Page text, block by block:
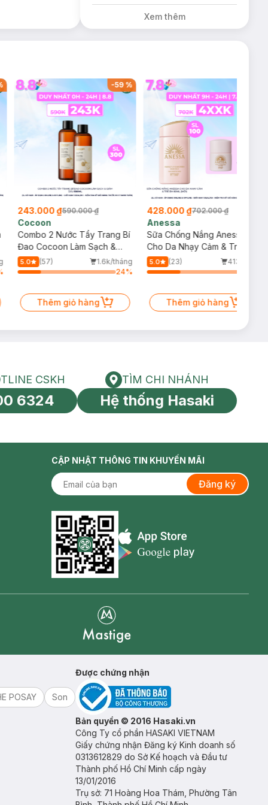
giá 378K (SL có
hạn)
Xem thêm
-59%
243.000 ₫590.000 ₫
Cocoon
Combo 2 Nước Tẩy Trang Bí
Đao Cocoon Làm Sạch &
Giảm Dầu 500ml
5.0 (57)
1.6k/tháng
24%
Thêm giỏ hàng
428.000 ₫702.000 ₫
Anessa
Sữa Chống Nắng Anessa
Cho Da Nhạy Cảm & Trẻ Em
60ml (Mới)
5.0 (23)
413/tháng
Thêm giỏ hàng
toàn cầu
HOTLINE CSKH
CSKH
6324
Tìm chi nhánh
TÌM CHI NHÁNH
Hệ thống Hasaki
CẬP NHẬT THÔNG TIN KHUYẾN MÃI
Đăng ký
Appstore icon
POSAY
Son
Được chứng nhận
Bản quyền © 2016 Hasaki.vn
Công Ty cổ phần HASAKI VIETNAM
Giấy chứng nhận Đăng ký Kinh doanh số
0313612829 do Sở Kế hoạch và Đầu tư
Thành phố Hồ Chí Minh cấp ngày
13/01/2016
Trụ sở: 71 Hoàng Hoa Thám, Phường Tân